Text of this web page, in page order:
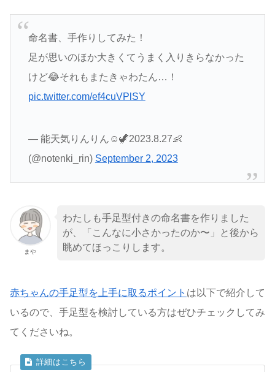
命名書、手作りしてみた！
足が思いのほか大きくてうまく入りきらなかった
けど😂それもまたきゃわたん…！
pic.twitter.com/ef4cuVPlSY
— 能天気りんりん☺︎🦖2023.8.27👶
(@notenki_rin) September 2, 2023
まや
わたしも手足型付きの命名書を作りました
が、「こんなに小さかったのか〜」と後から
眺めてほっこりします。
赤ちゃんの手足型を上手に取るポイント は以下で紹介して
いるので、手足型を検討している方はぜひチェックしてみ
てくださいね。